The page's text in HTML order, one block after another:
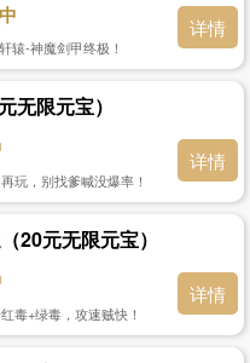
详情
辕-神魔剑甲终极！
无限元宝）
详情
玩，别找爹喊没爆率！
20元无限元宝）
详情
毒+绿毒，攻速贼快！